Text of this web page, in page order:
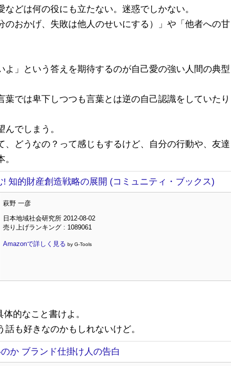
どは何の役にも立たない。迷惑でしかない。
おかげ、失敗は他人のせいにする）」や「他者への甘
よ」という答えを期待するのが自己愛の強い人間の典型
では卑下しつつも言葉とは逆の自己認識をしていたり
でしまう。
どうなの？って感じもするけど、自分の行動や、友達
知的財産創造戦略の展開 (コミュニティ・ブックス)
萩野 一彦
日本地域社会研究所 2012-08-02
売り上げランキング : 1089061
Amazonで詳しく見る by G-Tools
的なこと書けよ。
も好きなのかもしれないけど。
か ブランド仕掛け人の告白